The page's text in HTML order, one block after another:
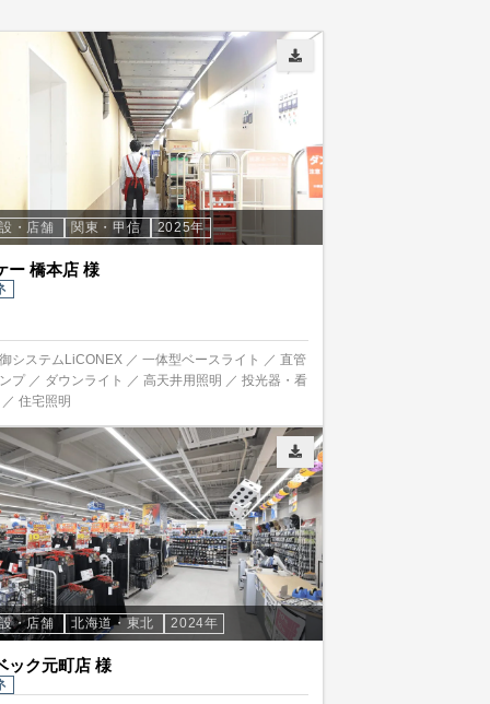
・店舗 関東・甲信 2025年
ー 橋本店 様
システムLiCONEX ／ 一体型ベースライト ／ 直管
プ ／ ダウンライト ／ 高天井用照明 ／ 投光器・看
住宅照明
・店舗 北海道・東北 2024年
ック元町店 様